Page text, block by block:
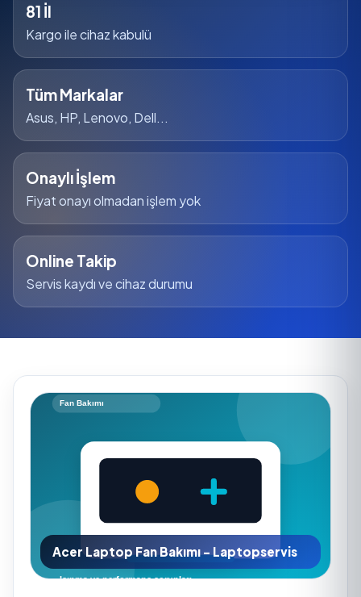
81 İl
Kargo ile cihaz kabulü
Tüm Markalar
Asus, HP, Lenovo, Dell...
Onaylı İşlem
Fiyat onayı olmadan işlem yok
Online Takip
Servis kaydı ve cihaz durumu
Acer Laptop Fan Bakımı - Laptopservis